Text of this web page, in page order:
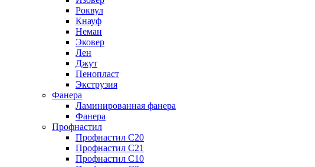
Роквул
Кнауф
Неман
Эковер
Лен
Джут
Пенопласт
Экструзия
Фанера
Ламинированная фанера
Фанера
Профнастил
Профнастил С20
Профнастил С21
Профнастил С10